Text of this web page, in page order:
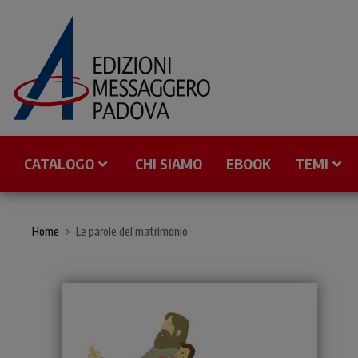
CATALOGO CHI SIAMO EBOOK TEMI
Home Le parole del matrimonio